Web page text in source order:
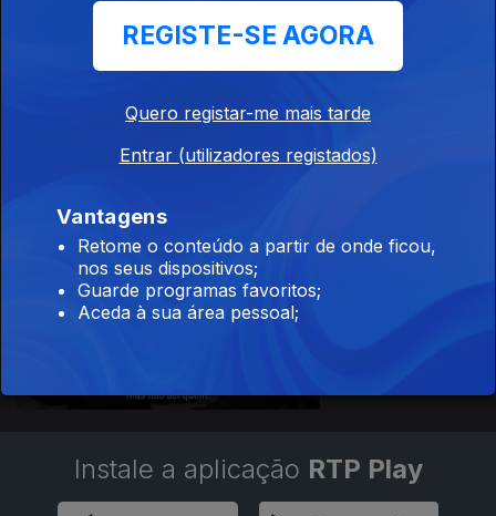
Ep. 2
653577
Instale a aplicação RTP Play
REGISTE-SE AGORA
Quero registar-me mais tarde
Entrar (utilizadores registados)
Vantagens
Retome o conteúdo a partir de onde ficou,
nos seus dispositivos;
Guarde programas favoritos;
Aceda à sua área pessoal;